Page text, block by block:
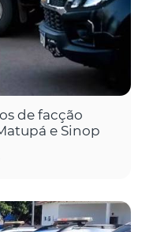
de facção
e Sinop